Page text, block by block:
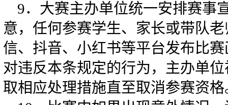
9．大赛主办单位统一安排赛事
意，任何参赛学生、家长或带队
信、抖音、小红书等平台发布比
对违反本条规定的行为，主办单
取相应处理措施直至取消参赛资格